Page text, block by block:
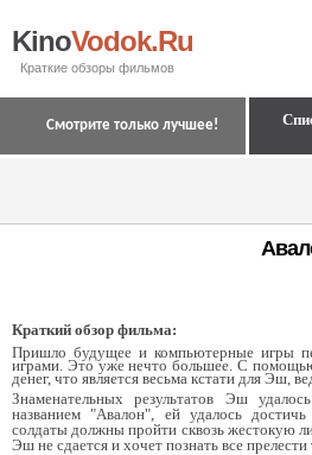
KinoVodok.Ru
Краткие обзоры фильмов
Смотрите только лучшее!
Краткий обзор фильма:
Пришло будущее и компьютерные игры
играми. Это уже нечто большее. С
денег, что является весьма кстати для Эш,
Знаменательных результатов Эш
названием "Авалон", ей удалось
солдаты должны пройти сквозь жестокую
Эш не сдается и хочет познать все